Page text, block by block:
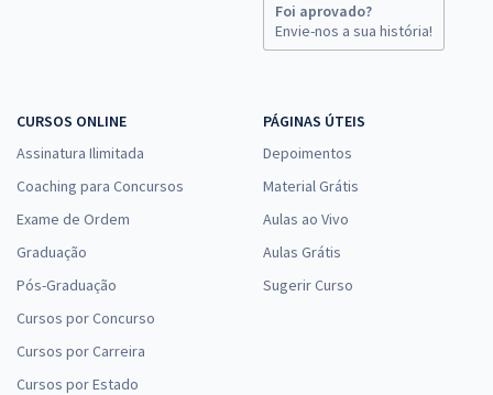
Foi aprovado?
Envie-nos a sua história!
CURSOS ONLINE
Assinatura Ilimitada
Coaching para Concursos
Exame de Ordem
Graduação
Pós-Graduação
Cursos por Concurso
Cursos por Carreira
Cursos por Estado
PÁGINAS ÚTEIS
Depoimentos
Material Grátis
Aulas ao Vivo
Aulas Grátis
Sugerir Curso